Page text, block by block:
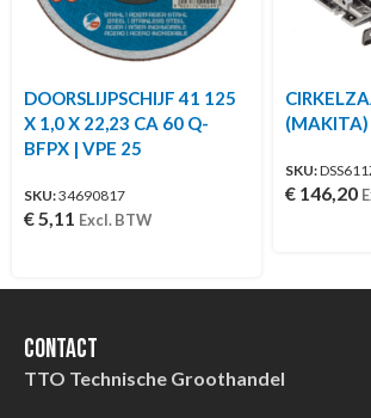
DOORSLIJPSCHIJF 41 125
X 1,0 X 22,23 CA 60 Q-
BFPX | VPE 25
SKU:34690817
€5,11 Excl. BTW
(MAKITA)
SKU:
€ 146,20
Contact
TTO Technische Groothandel